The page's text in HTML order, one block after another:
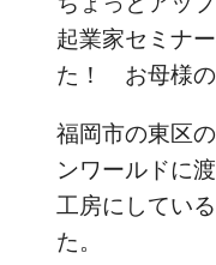
起業家セミナ
た！ お母様の
福岡市の東区
ンワールドに
工房にしてい
た。